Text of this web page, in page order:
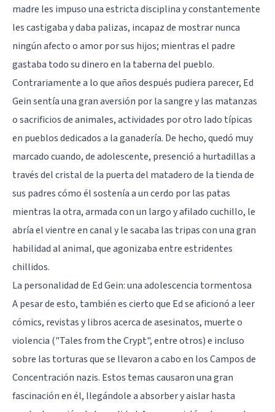
madre les impuso una estricta disciplina y constantemente
les castigaba y daba palizas, incapaz de mostrar nunca
ningún afecto o amor por sus hijos; mientras el padre
gastaba todo su dinero en la taberna del pueblo.
Contrariamente a lo que años después pudiera parecer, Ed
Gein sentía una gran aversión por la sangre y las matanzas
o sacrificios de animales, actividades por otro lado típicas
en pueblos dedicados a la ganadería. De hecho, quedó muy
marcado cuando, de adolescente, presenció a hurtadillas a
través del cristal de la puerta del matadero de la tienda de
sus padres cómo él sostenía a un cerdo por las patas
mientras la otra, armada con un largo y afilado cuchillo, le
abría el vientre en canal y le sacaba las tripas con una gran
habilidad al animal, que agonizaba entre estridentes
chillidos.
La personalidad de Ed Gein: una adolescencia tormentosa
A pesar de esto, también es cierto que Ed se aficionó a leer
cómics, revistas y libros acerca de asesinatos, muerte o
violencia ("Tales from the Crypt", entre otros) e incluso
sobre las torturas que se llevaron a cabo en los Campos de
Concentración nazis. Estos temas causaron una gran
fascinación en él, llegándole a absorber y aislar hasta